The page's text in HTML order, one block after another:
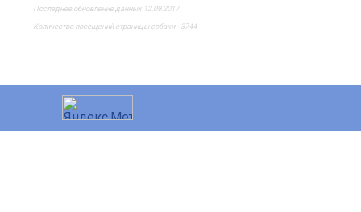
Последнее обновление данных 12.09.2017
Количество посещений страницы собаки - 3744